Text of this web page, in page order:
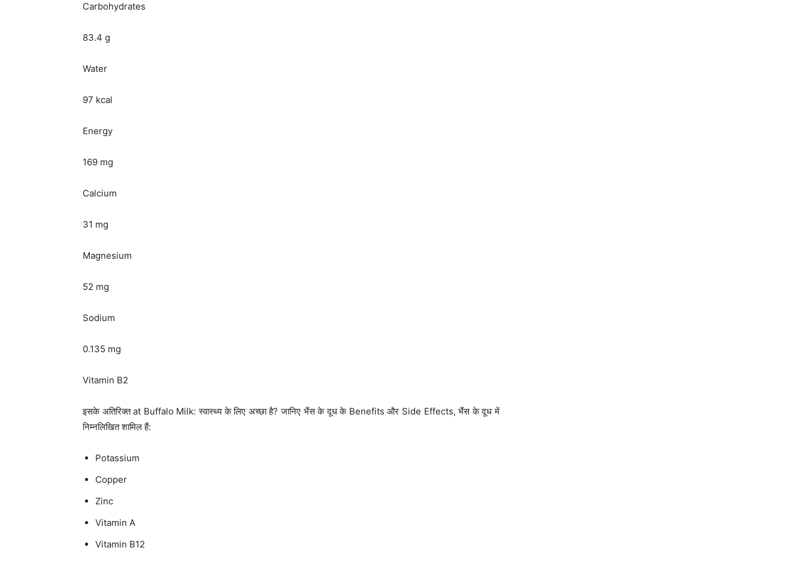
Carbohydrates
83.4 g
Water
97 kcal
Energy
169 mg
Calcium
31 mg
Magnesium
52 mg
Sodium
0.135 mg
Vitamin B2
इसके अतिरिक्त at Buffalo Milk: स्वास्थ्य के लिए अच्छा है? जानिए भैंस के दूध के Benefits और Side Effects, भैंस के दूध में
निम्नलिखित शामिल हैं:
Potassium
Copper
Zinc
Vitamin A
Vitamin B12